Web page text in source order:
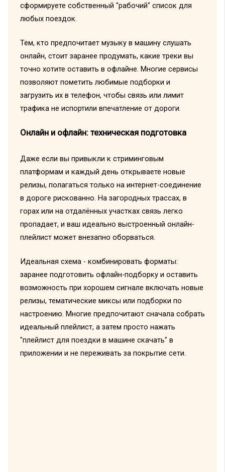
сформируете собственный "рабочий" список для
любых поездок.
Тем, кто предпочитает музыку в машину слушать
онлайн, стоит заранее продумать, какие треки вы
точно хотите оставить в офлайне. Многие сервисы
позволяют пометить любимые подборки и
загрузить их в телефон, чтобы связь или лимит
трафика не испортили впечатление от дороги.
Онлайн и офлайн: техническая подготовка
Даже если вы привыкли к стриминговым
платформам и каждый день открываете новые
релизы, полагаться только на интернет-соединение
в дороге рискованно. На загородных трассах, в
горах или на отдалённых участках связь легко
пропадает, и ваш идеально выстроенный онлайн-
плейлист может внезапно оборваться.
Идеальная схема - комбинировать форматы:
заранее подготовить офлайн-подборку и оставить
возможность при хорошем сигнале включать новые
релизы, тематические миксы или подборки по
настроению. Многие предпочитают сначала собрать
идеальный плейлист, а затем просто нажать
"плейлист для поездки в машине скачать" в
приложении и не переживать за покрытие сети.